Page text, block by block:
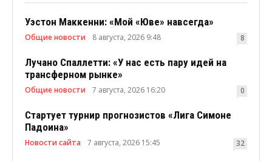
Уэстон Маккенни: «Мой «Юве» навсегда»
Общие новости 8 августа, 2026 9:48 8
Лучано Спаллетти: «У нас есть пару идей на
трансферном рынке»
Общие новости 7 августа, 2026 16:20 0
Стартует турнир прогнозистов «Лига Симоне
Падоина»
Новости сайта 7 августа, 2026 15:45 32